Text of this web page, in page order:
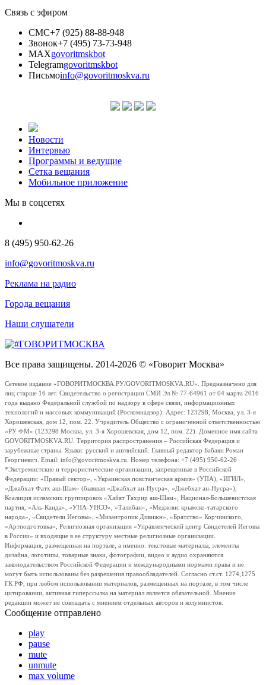
Связь с эфиром
СМС+7 (925) 88-88-948
Звонок+7 (495) 73-73-948
MAXgovoritmskbot
Telegramgovoritmskbot
Письмоinfo@govoritmoskva.ru
Новости
Интервью
Программы и ведущие
Сетка вещания
Мобильное приложение
Мы в соцсетях
8 (495) 950-62-26
info@govoritmoskva.ru
Реклама на радио
Города вещания
Наши слушатели
Все права защищены. 2014-2026 © «Говорит Москва»
Сетевое издание «ГОВОРИТМОСКВА.РУ/GOVORITMOSKVA.RU». Предназначено для
лиц старше 16 лет. Свидетельство о регистрации СМИ Эл № 77-64961 от 04 марта 2016
года выдано Федеральной службой по надзору в сфере связи, информационных
технологий и массовых коммуникаций (Роскомнадзор). Адрес: 123298, Москва, ул. 3-я
Хорошевская, дом 12, пом. 22. Учредитель Общество с ограниченной ответственностью
«РУ ФМ» (123298 Москва, ул. 3-я Хорошевская, дом 12, пом. 22). Доменное имя сайта
GOVORITMOSKVA.RU. Территория распространения – Российская Федерация и
зарубежные страны. Языки: русский и английский. Главный редактор Бабаян Роман
Георгиевич. Email: info@govoritmoskva.ru. Номер телефона: +7 (495) 950-62-26
*Экстремистские и террористические организации, запрещенные в Российской
Федерации: «Правый сектор», «Украинская повстанческая армия» (УПА), «ИГИЛ»,
«Джабхат Фатх аш-Шам» (бывшая «Джабхат ан-Нусра», «Джебхат ан-Нусра»),
Коалиция исламских группировок «Хайят Тахрир аш-Шам», Национал-Большевистская
партия, «Аль-Каида», «УНА-УНСО», «Талибан», «Меджлис крымско-татарского
народа», «Свидетели Иеговы», «Мизантропик Дивижн», «Братство» Корчинского,
«Артподготовка», Религиозная организация «Управленческий центр Свидетелей Иеговы
в России» и входящие в ее структуру местные религиозные организации.
Информация, размещенная на портале, а именно: текстовые материалы, элементы
дизайна, логотипы, товарные знаки, фотографии, видео и аудио охраняются
законодательством Российской Федерации и международными нормами права и не
могут быть использованы без разрешения правообладателей. Согласно ст.ст. 1274,1275
ГК РФ, при любом использовании материалов, размещенных на портале, в том числе
цитировании, активная гиперссылка на материал является обязательной. Мнение
редакции может не совпадать с мнением отдельных авторов и колумнистов.
Сообщение отправлено
play
pause
mute
unmute
max volume